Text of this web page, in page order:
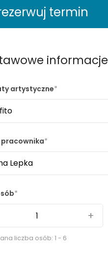
termin
informacje
artystyczne
pracownika
+
liczba osób: 1 - 6